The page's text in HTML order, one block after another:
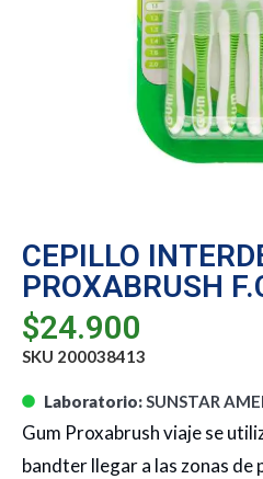
CEPILLO
PROXABRUSH
$24.900
SKU 200038413
Laboratorio:SUNSTAR
Gum Proxabrush viaje se
bandter llegar a las zonas